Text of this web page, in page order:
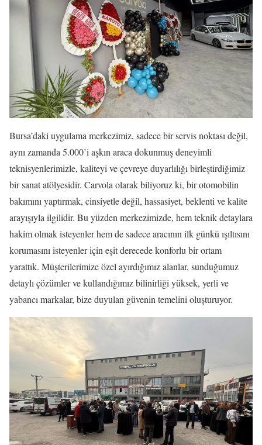
Bursa’daki uygulama merkezimiz, sadece bir servis noktası değil,
aynı zamanda 5.000’i aşkın araca dokunmuş deneyimli
teknisyenlerimizle, kaliteyi ve çevreye duyarlılığı birleştirdiğimiz
bir sanat atölyesidir. Carvola olarak biliyoruz ki, bir otomobilin
bakımını yaptırmak, cinsiyetle değil, hassasiyet, beklenti ve kalite
arayışıyla ilgilidir. Bu yüzden merkezimizde, hem teknik detaylara
hakim olmak isteyenler hem de sadece aracının ilk günkü ışıltısını
korumasını isteyenler için eşit derecede konforlu bir ortam
yarattık. Müşterilerimize özel ayırdığımız alanlar, sunduğumuz
detaylı çözümler ve kullandığımız bilinirliği yüksek, yerli ve
yabancı markalar, bize duyulan güvenin temelini oluşturuyor.